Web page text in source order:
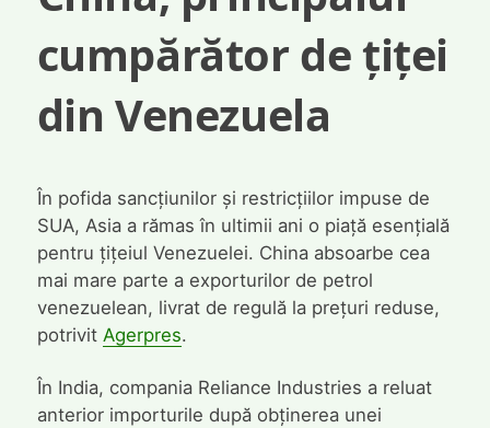
cumpărător de țiței
din Venezuela
În pofida sancțiunilor și restricțiilor impuse de
SUA, Asia a rămas în ultimii ani o piață esențială
pentru țițeiul Venezuelei. China absoarbe cea
mai mare parte a exporturilor de petrol
venezuelean, livrat de regulă la prețuri reduse,
potrivit Agerpres.
În India, compania Reliance Industries a reluat
anterior importurile după obținerea unei